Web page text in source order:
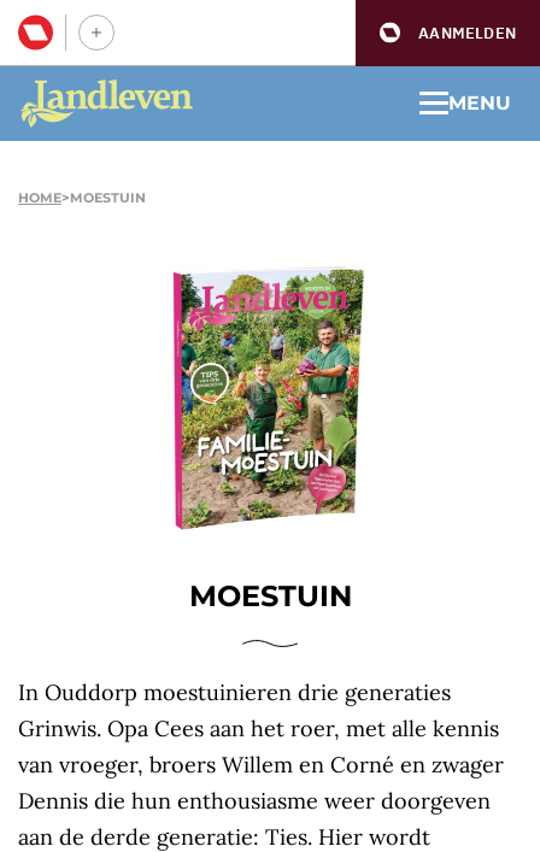
AANMELDEN
MENU
HOME>MOESTUIN
MOESTUIN
In Ouddorp moestuinieren drie generaties
Grinwis. Opa Cees aan het roer, met alle kennis
van vroeger, broers Willem en Corné en zwager
Dennis die hun enthousiasme weer doorgeven
aan de derde generatie: Ties. Hier wordt